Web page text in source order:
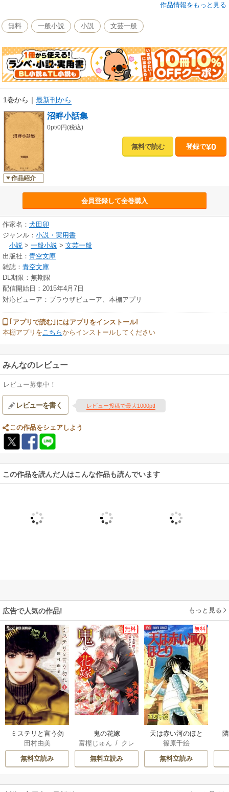
作品情報をもっと見る
無料 一般小説 小説 文芸一般
1巻から ｜ 最新刊から
作品紹介
沼畔小話集
0pt/0円(税込)
無料で読む 登録で¥0
会員登録して全巻購入
作家名： 犬田卯
ジャンル： 小説・実用書
小説 > 一般小説 > 文芸一般
出版社： 青空文庫
雑誌： 青空文庫
DL期限：無期限
配信開始日：2015年4月7日
対応ビューア：ブラウザビューア、本棚アプリ
｢アプリで読む｣にはアプリをインストール!
本棚アプリをこちらからインストールしてください
みんなのレビュー
レビュー募集中！
レビューを書く レビュー投稿で最大1000pt!
この作品をシェアしよう
この作品を読んだ人はこんな作品も読んでいます
広告で人気の作品! もっと見る
ミステリと言う勿
れ
田村由美
無料立読み
無料
鬼の花嫁
富樫じゅん / クレ
ハ
無料立読み
無料
天は赤い河のほと
り
篠原千絵
無料立読み